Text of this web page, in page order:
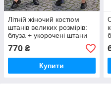
Літній жіночий костюм
штанів великих розмірів:
блуза + укорочені штани
770 ₴
Купити